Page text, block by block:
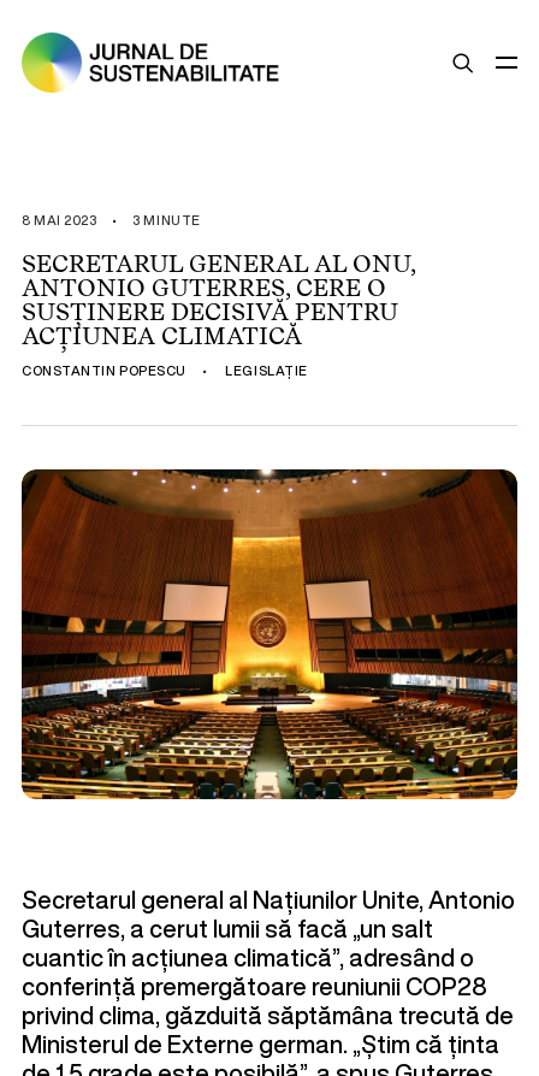
ȘTIRI
OPINII
ESG
LEGISLAȚIE
BUNE PRACTICI
8 MAI 2023 • 3 MINUTE
SECRETARUL GENERAL AL ONU,
ANTONIO GUTERRES, CERE O
SUSȚINERE DECISIVĂ PENTRU
ACȚIUNEA CLIMATICĂ
CONSTANTIN POPESCU • LEGISLAȚIE
Secretarul general al Națiunilor Unite, Antonio
Guterres, a cerut lumii să facă „un salt
cuantic în acțiunea climatică”, adresând o
conferință premergătoare reuniunii COP28
privind clima, găzduită săptămâna trecută de
Ministerul de Externe german. „Știm că ținta